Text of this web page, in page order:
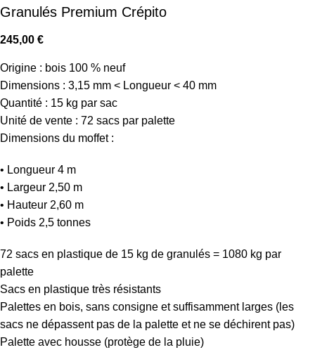
Granulés Premium Crépito
245,00 €
Origine : bois 100 % neuf
Dimensions : 3,15 mm < Longueur < 40 mm
Quantité : 15 kg par sac
Unité de vente : 72 sacs par palette
Dimensions du moffet :
• Longueur 4 m
• Largeur 2,50 m
• Hauteur 2,60 m
• Poids 2,5 tonnes
72 sacs en plastique de 15 kg de granulés = 1080 kg par
palette
Sacs en plastique très résistants
Palettes en bois, sans consigne et suffisamment larges (les
sacs ne dépassent pas de la palette et ne se déchirent pas)
Palette avec housse (protège de la pluie)